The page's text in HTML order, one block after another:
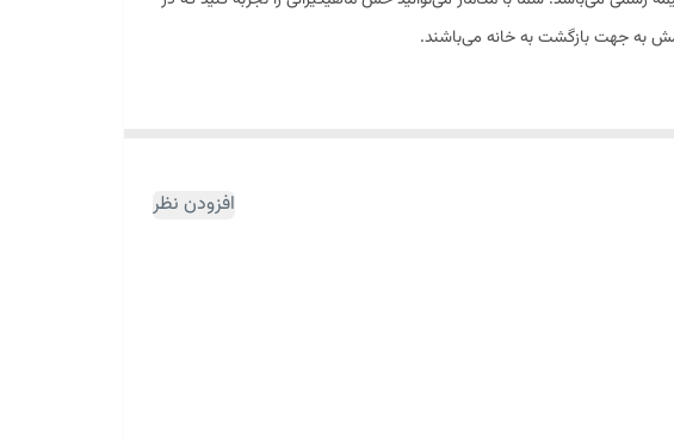
به جهت بازگشت به خانه می‌باشند.
ماسک‌ها در عطر این است که لبه‌های تیز نت‌ها را صیقل می‌دهد، عطر جلا
چوبی بیشتر می‌شود.
افزودن نظر